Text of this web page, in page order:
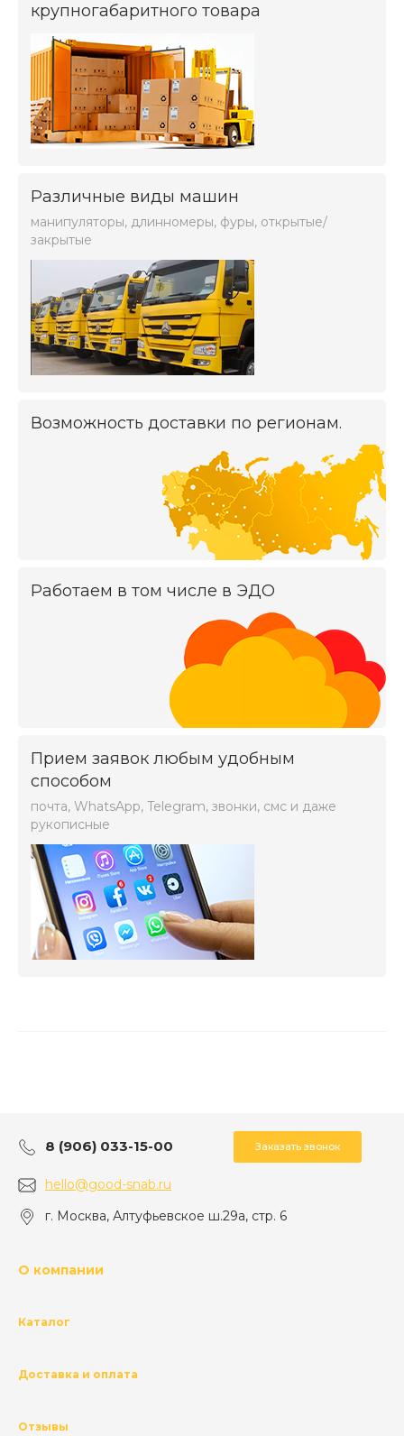
крупногабаритного товара
Различные виды машин
манипуляторы, длинномеры, фуры, открытые/
закрытые
Возможность доставки по регионам.
Работаем в том числе в ЭДО
Прием заявок любым удобным
способом
почта, WhatsApp, Telegram, звонки, смс и даже
рукописные
8 (906) 033-15-00 Заказать звонок
hello@good-snab.ru
г. Москва, Алтуфьевское ш.29а, стр. 6
О компании
Каталог
Доставка и оплата
Отзывы